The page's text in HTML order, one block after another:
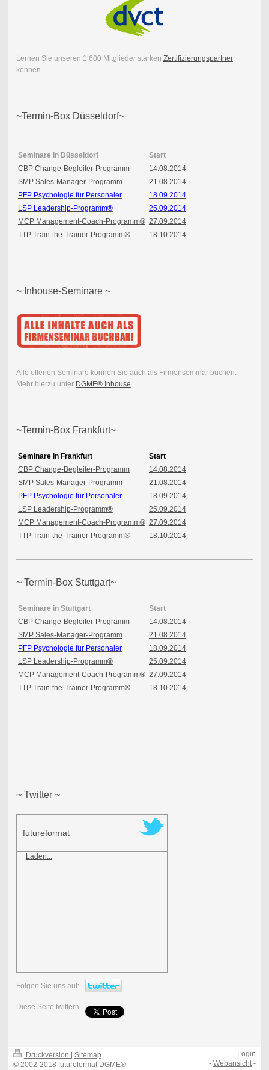
Lernen Sie unseren 1.600 Mitglieder starken Zertifizierungspartner
kennen.
~Termin-Box Düsseldorf~
Seminare in Düsseldorf
Start
CBP Change-Begleiter-Programm
14.08.2014
SMP Sales-Manager-Programm
21.08.2014
PFP Psychologie für Personaler
18.09.2014
LSP Leadership-Programm®
25.09.2014
MCP Management-Coach-Programm® 27.09.2014
TTP Train-the-Trainer-Programm® 18.10.2014
~ Inhouse-Seminare ~
Alle offenen Seminare können Sie auch als Firmenseminar buchen.
Mehr hierzu unter DGME® Inhouse
~Termin-Box Frankfurt~
Seminare in Frankfurt
Start
CBP Change-Begleiter-Programm
14.08.2014
SMP Sales-Manager-Programm
21.08.2014
PFP Psychologie für Personaler
18.09.2014
LSP Leadership-Programm®
25.09.2014
MCP Management-Coach-Programm® 27.09.2014
TTP Train-the-Trainer-Programm® 18.10.2014
~ Termin-Box Stuttgart~
Seminare in Stuttgart
Start
CBP Change-Begleiter-Programm
14.08.2014
SMP Sales-Manager-Programm
21.08.2014
PFP Psychologie für Personaler
18.09.2014
LSP Leadership-Programm®
25.09.2014
MCP Management-Coach-Programm® 27.09.2014
TTP Train-the-Trainer-Programm® 18.10.2014
~ Twitter ~
futureformat
Laden...
Folgen Sie uns auf:
Diese Seite twittern
Druckversion
Sitemap
© 2002-2018 futureformat DGME®
Login
-Webansicht-